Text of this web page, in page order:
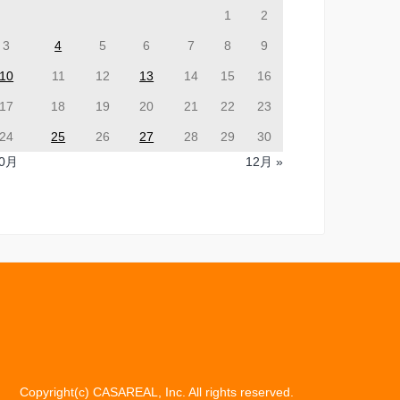
1 2
3 4 5 6 7 8 9
10 11 12 13 14 15 16
17 18 19 20 21 22 23
24 25 26 27 28 29
30
月
12月 »
Copyright(c) CASAREAL, Inc. All rights reserved.